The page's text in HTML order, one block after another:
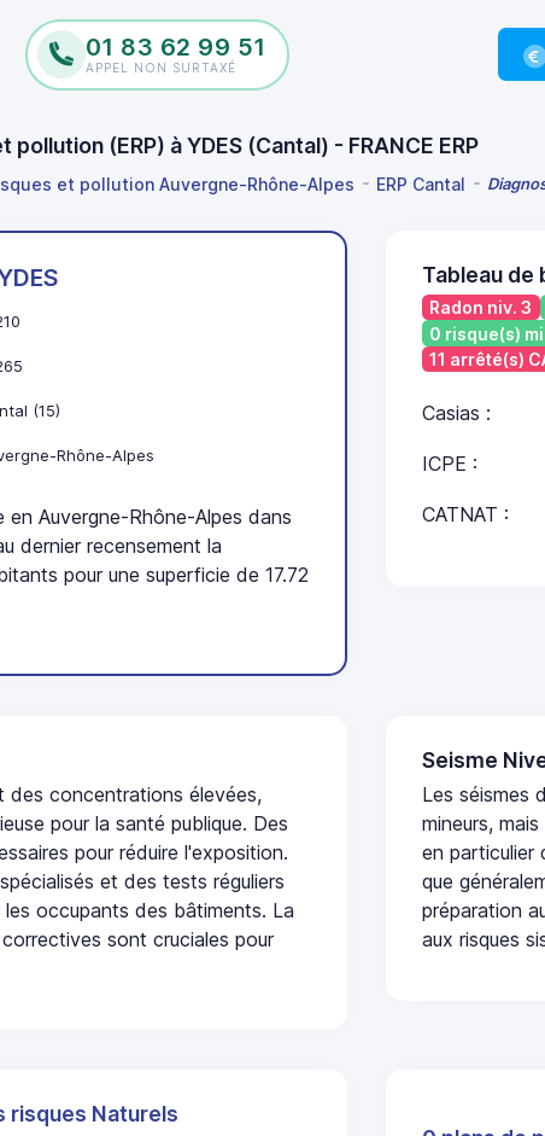
01 83 62 99 51
APPEL NON SURTAXÉ
(ERP) à YDES (Cantal) - FRANCE ERP
et pollution Auvergne-Rhône-Alpes ERP Cantal
(15)
Rhône-Alpes
en Auvergne-Rhône-Alpes dans
dernier recensement la
pour une superficie de 17.72
Tableau de
Radon niv. 3
0 risque(s)
11 arrêté(s)
Casias :
ICPE :
CATNAT :
des concentrations élevées,
pour la santé publique. Des
pour réduire l'exposition.
et des tests réguliers
occupants des bâtiments. La
sont cruciales pour
Seisme
Les séismes
mineurs,
en particulier
que
préparation
aux risques
risques Naturels